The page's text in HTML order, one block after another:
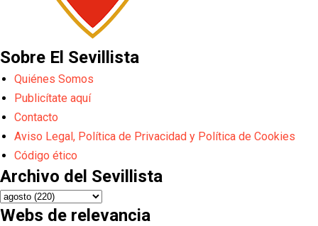
Sobre El Sevillista
Quiénes Somos
Publicítate aquí
Contacto
Aviso Legal, Política de Privacidad y Política de Cookies
Código ético
Archivo del Sevillista
Webs de relevancia